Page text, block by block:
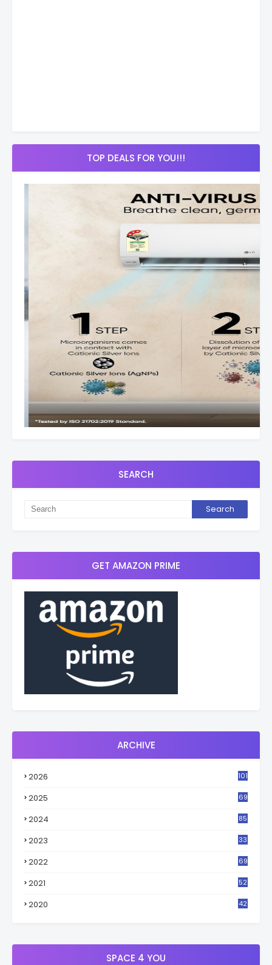
TOP DEALS FOR YOU!!!
SEARCH
GET AMAZON PRIME
ARCHIVE
2026 101
2025 69
2024 85
2023
33
2022 69
2021
52
2020
42
SPACE 4 YOU